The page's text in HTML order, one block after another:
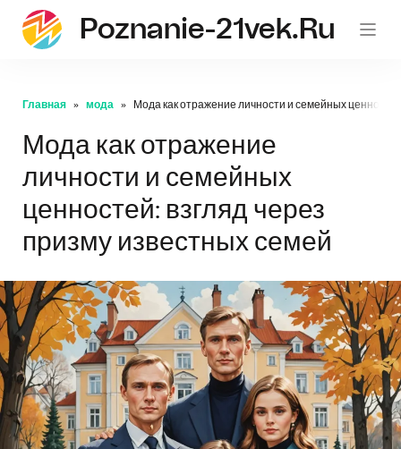
Poznanie-21vek.ru
Главная мода Мода как отражение личности и семейных
Мода как отражение
личности и семейных
ценностей: взгляд через
призму известных семей